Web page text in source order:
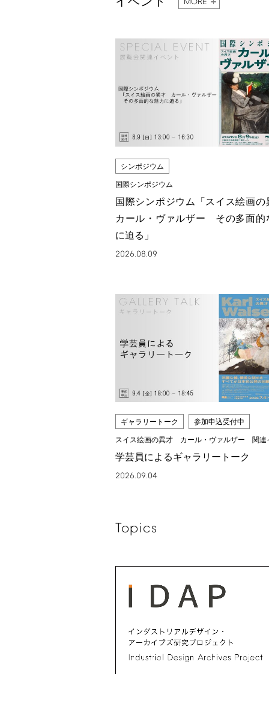
MORE
シンポジウム
国際シンポジウム
国際シンポジウム「スイス絵画
カール・ヴァルザー その多面的
に迫る」
2026.08.09
ギャラリートーク 参加申込受付中
スイス絵画の異才 カール・ヴァルザー 関連
学芸員によるギャラリートーク
2026.09.04
Topics